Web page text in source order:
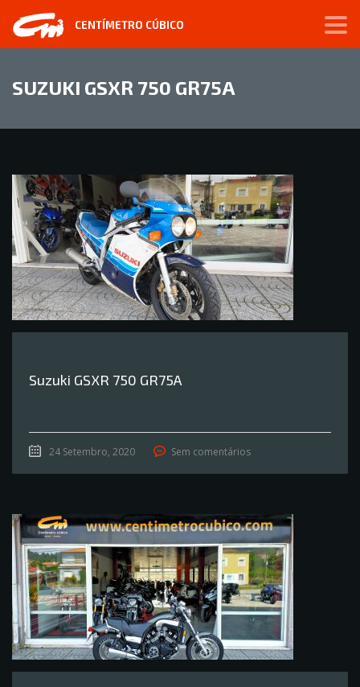
CENTÍMETRO CÚBICO
SUZUKI GSXR 750 GR75A
Suzuki GSXR 750 GR75A
24 Setembro, 2020 Sem comentários